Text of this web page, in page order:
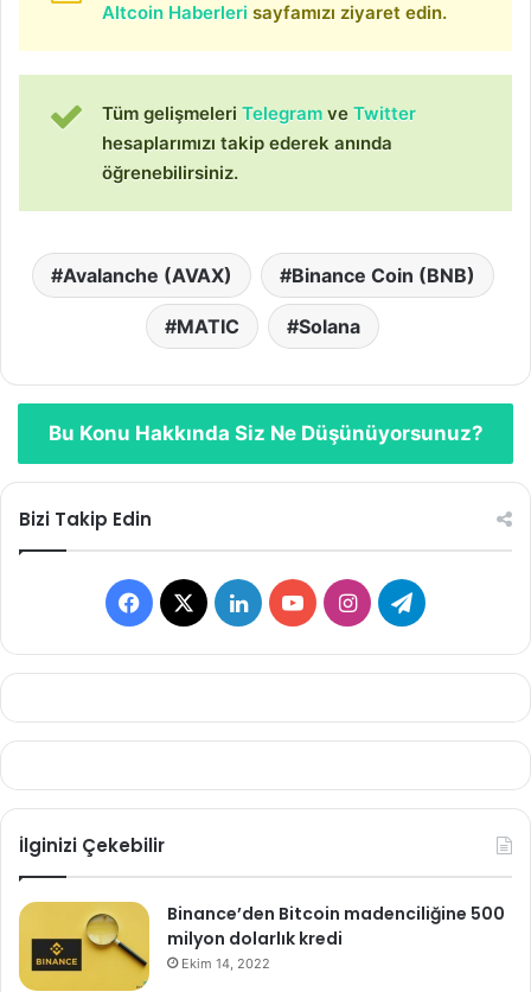
Altcoin Haberleri sayfamızı ziyaret edin.
Tüm gelişmeleri Telegram ve Twitter
hesaplarımızı takip ederek anında
öğrenebilirsiniz.
Avalanche (AVAX) Binance Coin (BNB)
MATIC Solana
Bu Konu Hakkında Siz Ne Düşünüyorsunuz?
Bizi Takip Edin
Facebook
X LinkedInYouTubeInstagramTelegram
İlginizi Çekebilir
Binance’den Bitcoin madenciliğine 500
milyon dolarlık kredi
Ekim 14, 2022